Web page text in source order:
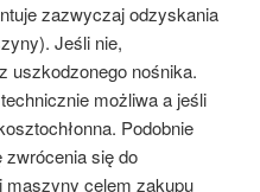
zazwyczaj odzyskania
Jeśli nie,
uszkodzonego nośnika.
możliwa a jeśli
Podobnie
się do
maszyny celem zakupu